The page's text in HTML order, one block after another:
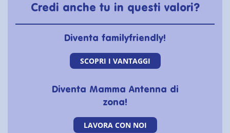
Credi anche tu in questi valori?
Diventa familyfriendly!
SCOPRI I VANTAGGI
Diventa Mamma Antenna di
zona!
LAVORA CON NOI